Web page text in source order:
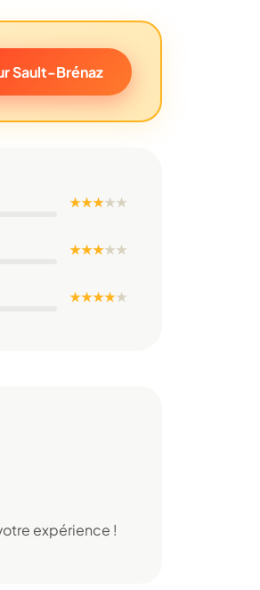
Sault-Brénaz
★ ★ ★★★
★ ★ ★★★
★ ★ ★ ★★
expérience !